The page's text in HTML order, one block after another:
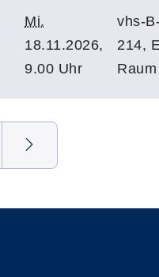
Mi.
18.11.2026,
9.00 Uhr
vhs-
214,
Raum